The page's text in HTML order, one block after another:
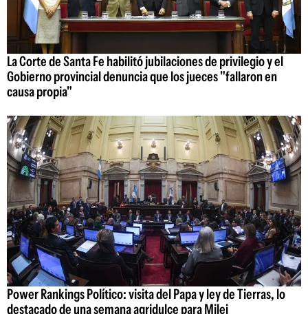
La Corte de Santa Fe habilitó jubilaciones de privilegio y el
Gobierno provincial denuncia que los jueces "fallaron en
causa propia"
Power Rankings Político: visita del Papa y ley de Tierras, lo
destacado de una semana agridulce para Milei